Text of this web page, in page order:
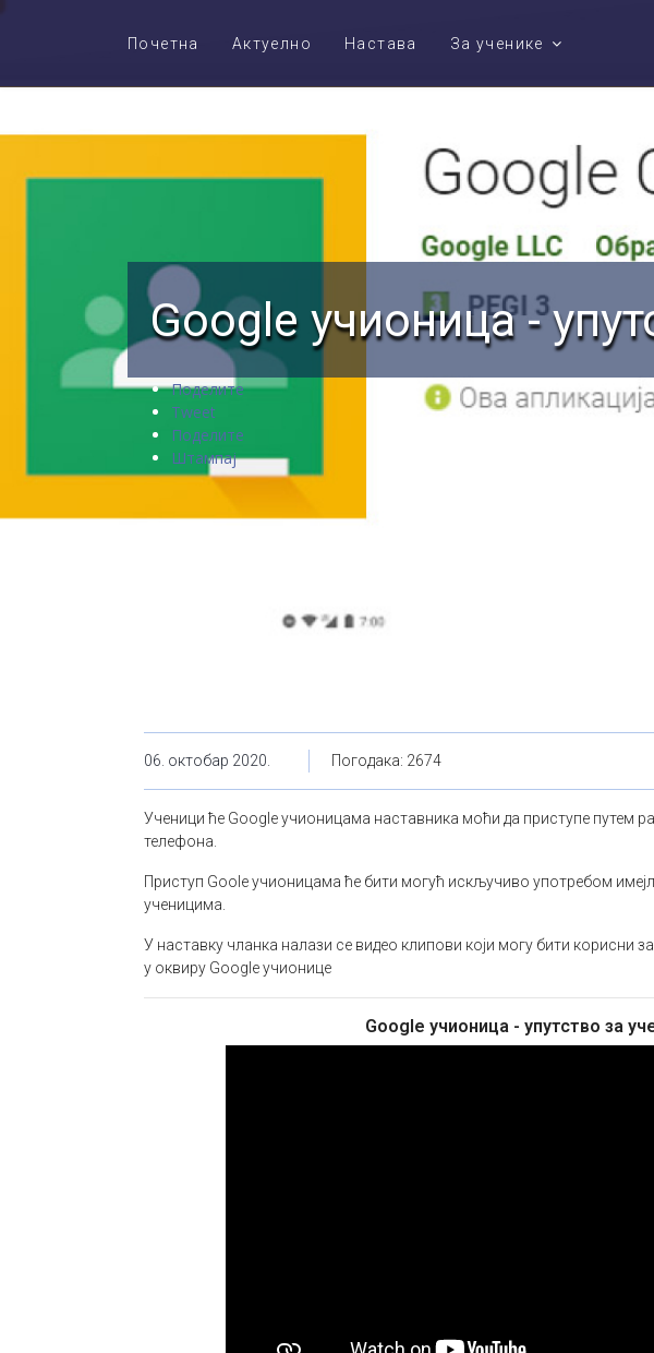
Почетна Актуелно Настава За ученике
Google учионицa -
Поделите
Tweet
Поделите
Штампај
06. октобар 2020. Погодака: 2674
Ученици ће Google учионицама наставника моћи да приступе путем
телефона.
Приступ Goole учионицама ће бити могућ искључиво употребом имејл
ученицима.
У наставку чланка налази се видео клипови који могу бити корисни
у оквиру Google учионице
Google учионицa - упутство за